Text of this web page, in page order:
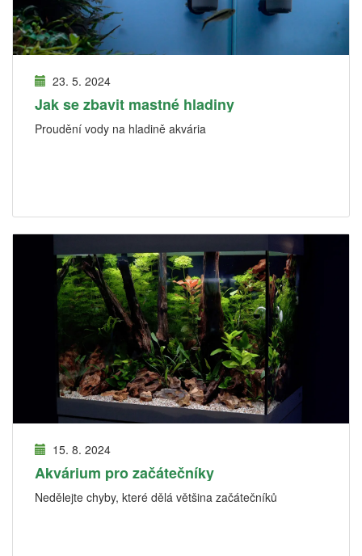
23. 5. 2024
Jak se zbavit mastné hladiny
Proudění vody na hladině akvária
15. 8. 2024
Akvárium pro začátečníky
Nedělejte chyby, které dělá většina začátečníků